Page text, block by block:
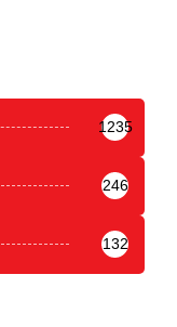
1235
246
132